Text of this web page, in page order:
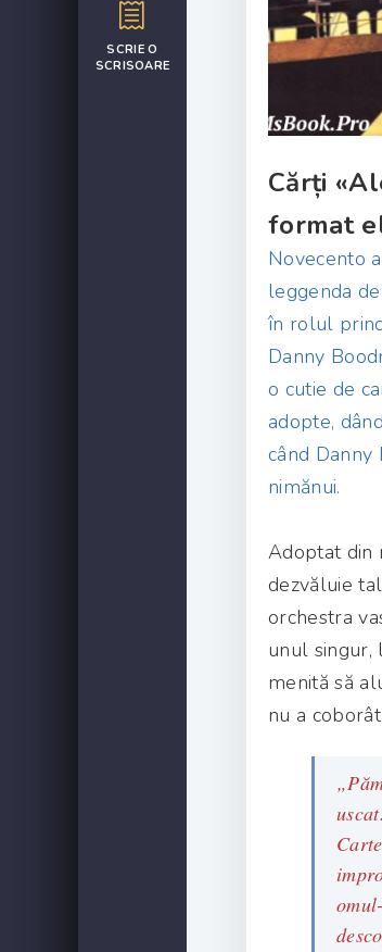
SCRIE O
SCRISOARE
Cărți
format
Novecento
leggenda
în rolul
Danny
o cutie de
adopte,
când
nimănui.
Adoptat din
dezvăluie
orchestra
unul singur,
menită să
nu a